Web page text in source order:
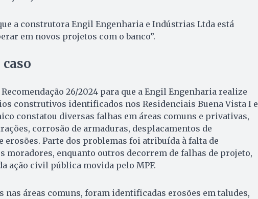
a construtora Engil Engenharia e Indústrias Ltda está
em novos projetos com o banco”.
26/2024 para que a Engil Engenharia realize
construtivos identificados nos Residenciais Buena Vista I e
constatou diversas falhas em áreas comuns e privativas,
corrosão de armaduras, desplacamentos de
erosões. Parte dos problemas foi atribuída à falta de
moradores, enquanto outros decorrem de falhas de projeto,
ação civil pública movida pelo MPF.
nas áreas comuns, foram identificadas erosões em taludes,